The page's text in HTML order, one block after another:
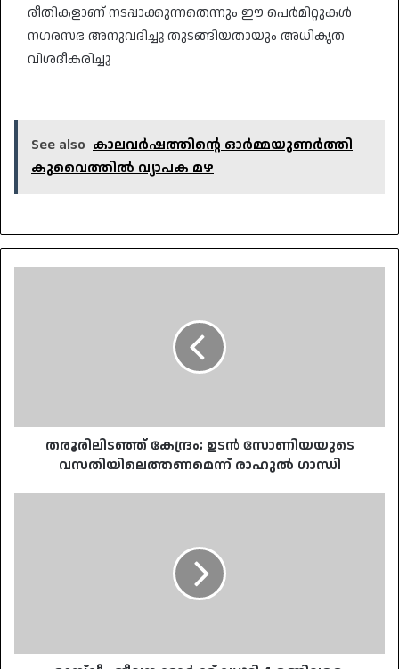
രീതികളാണ് നടപ്പാക്കുന്നതെന്നും ഈ പെര്‍മിറ്റുകള്‍
നഗരസഭ അനുവദിച്ചു തുടങ്ങിയതായും അധികൃത
വിശദീകരിച്ചു
See also കാലവര്‍ഷത്തിന്റെ ഓര്‍മ്മയുണര്‍ത്തി
കുവൈത്തില്‍ വ്യാപക മഴ
തരൂരിലിടഞ്ഞ് കേന്ദ്രം; ഉടന്‍ സോണിയയുടെ
വസതിയിലെത്തണമെന്ന് രാഹുൽ ഗാന്ധി
തെലങ്കാന